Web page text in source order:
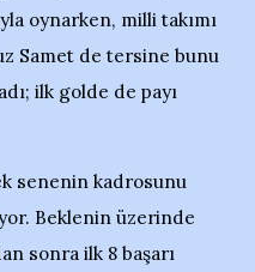
oynarken, milli takımı
Samet de tersine bunu
ilk golde de payı
senenin kadrosunu
Beklenin üzerinde
sonra ilk 8 başarı